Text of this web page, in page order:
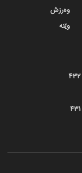
وەرزش
وێنە